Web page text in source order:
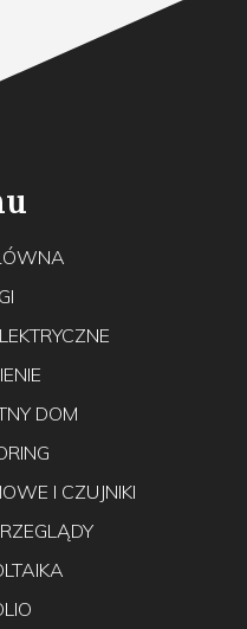
DOM
I CZUJNIKI